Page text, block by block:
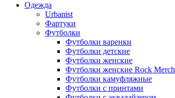
Одежда
Urbanist
Фартуки
Футболки
Футболки варенки
Футболки детские
Футболки женские
Футболки женские Rock Merch
Футболки камуфляжные
Футболки с принтами